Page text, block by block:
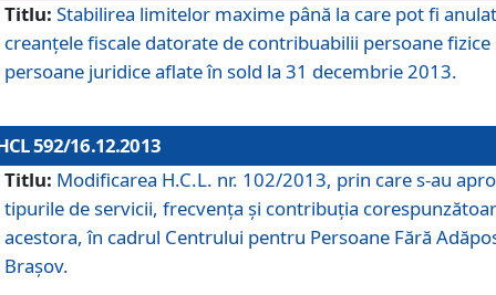
Titlu: Stabilirea limitelor maxime până la care pot fi
creanţele fiscale datorate de contribuabilii persoane fizice
persoane juridice aflate în sold la 31 decembrie 2013.
592/16.12.2013
Titlu: Modificarea H.C.L. nr. 102/2013, prin care s-au
tipurile de servicii, frecvenţa şi contribuţia
acestora, în cadrul Centrului pentru Persoane Fără
Braşov.